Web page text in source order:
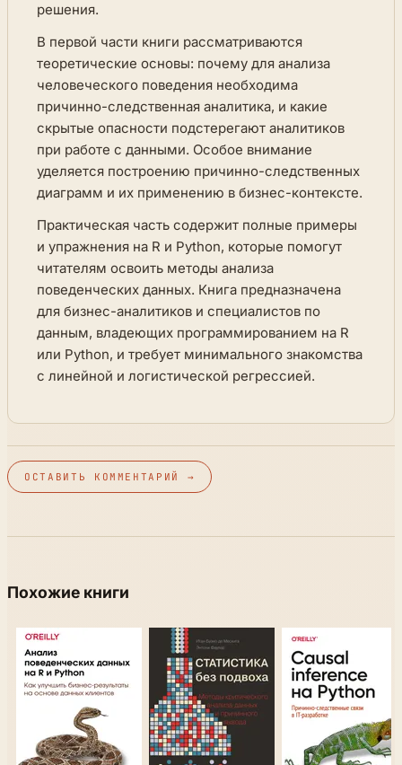
решения.
В первой части книги рассматриваются
теоретические основы: почему для анализа
человеческого поведения необходима
причинно-следственная аналитика, и какие
скрытые опасности подстерегают аналитиков
при работе с данными. Особое внимание
уделяется построению причинно-следственных
диаграмм и их применению в бизнес-контексте.
Практическая часть содержит полные примеры
и упражнения на R и Python, которые помогут
читателям освоить методы анализа
поведенческих данных. Книга предназначена
для бизнес-аналитиков и специалистов по
данным, владеющих программированием на R
или Python, и требует минимального знакомства
с линейной и логистической регрессией.
ОСТАВИТЬ КОММЕНТАРИЙ →
Похожие книги